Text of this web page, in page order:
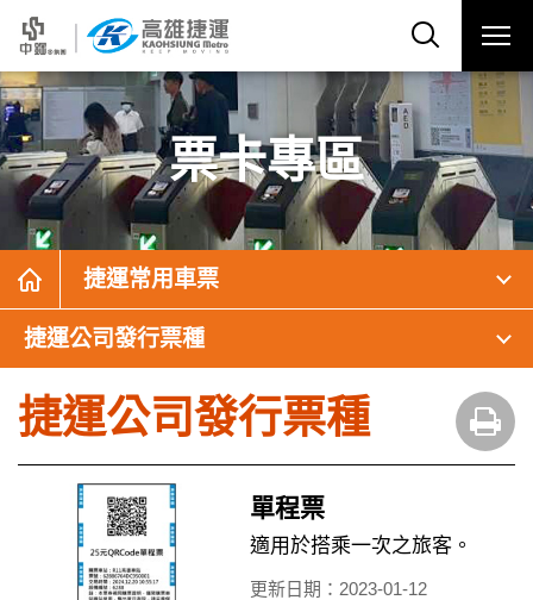
票卡專區
捷運常用車票
捷運公司發行票種
捷運公司發行票種
單程票
適用於搭乘一次之旅客。
更新日期：2023-01-12